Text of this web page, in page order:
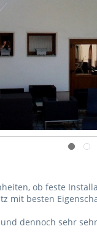
ob feste
mit besten
dennoch sehr